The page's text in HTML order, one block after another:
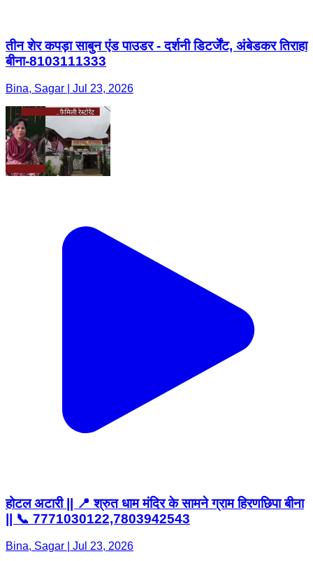
तीन शेर कपड़ा साबुन एंड पाउडर - दर्शनी डिटर्जेंट, अंबेडकर तिराहा
बीना-8103111333
Bina, Sagar | Jul 23, 2026
होटल अटारी || 📍 श्रुत धाम मंदिर के सामने ग्राम हिरणछिपा बीना
|| 📞 7771030122,7803942543
Bina, Sagar | Jul 23, 2026